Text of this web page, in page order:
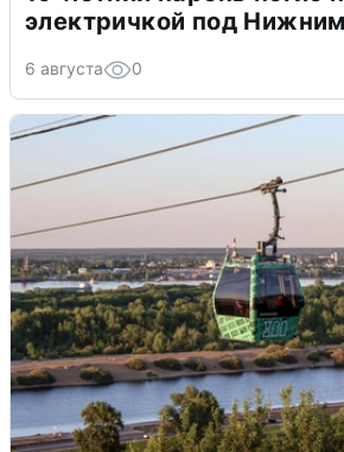
электричкой под Нижним
6 августа 0